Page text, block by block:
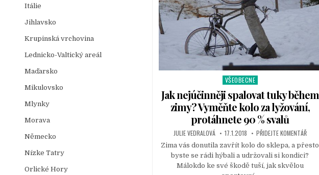
P
o
s
t
e
d
n
VŠEOBECNE
Jak nejúčinněji spalovat tuky během
zimy? Vyměňte kolo za lyžování,
protáhnete 90 % svalů
JULIE VEDRALOVÁ 17.1.2018 PŘIDEJTE KOMENTÁŘ
Zima vás donutila zavřít kolo do sklepa, a přesto
byste se rádi hýbali a udržovali si kondici?
Málokdo ke své škodě tuší, jak skvělou
Itálie
Jihlavsko
Krupinská vrchovina
Lednicko-Valtický areál
Maďarsko
Mikulovsko
Mlynky
Morava
Německo
Nízke Tatry
Orlické Hory